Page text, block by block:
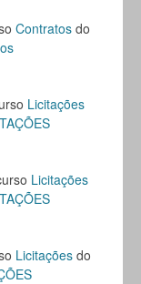
Contratos do
Licitações
Licitações
Licitações do